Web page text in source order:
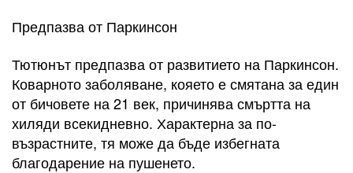
Предпазва от Паркинсон
Тютюнът предпазва от развитието на Паркинсон.
Коварното заболяване, кояето е смятана за един
от бичовете на 21 век, причинява смъртта на
хиляди всекидневно. Характерна за по-
възрастните, тя може да бъде избегната
благодарение на пушенето.